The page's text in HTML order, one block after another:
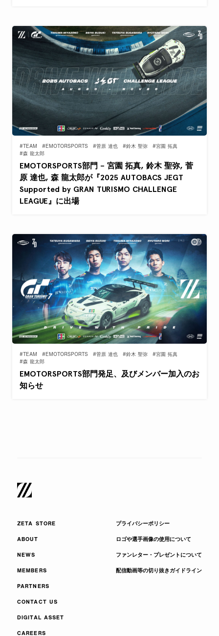
#TEAM #EMOTORSPORTS #菅原 達也 #鈴木 聖弥
#宮園 拓真
#森 龍太郎
EMOTORSPORTS部門 – 宮園 拓真, 鈴木 聖弥, 菅
原 達也, 森 龍太郎が『2025 AUTOBACS JEGT
Supported by GRAN TURISMO CHALLENGE
LEAGUE』に出場
#TEAM #EMOTORSPORTS #菅原 達也 #鈴木 聖弥
#宮園 拓真
#森 龍太郎
EMOTORSPORTS部門発足、及びメンバー加入のお
知らせ
ZETA STORE
ABOUT
NEWS
MEMBERS
PARTNERS
CONTACT US
DIGITAL ASSET
CAREERS
プライバシーポリシー
ロゴや選手画像の使用について
ファンレター・プレゼントについて
配信動画等の切り抜きガイドライン